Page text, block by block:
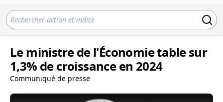
Le ministre de l'Économie table sur
1,3% de croissance en 2024
Communiqué de presse